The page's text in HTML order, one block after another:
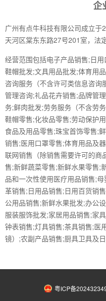
企
广州有点牛科技有限公司成立
天河区棠东东路27号201室，法
经营范围包括电子产品销售;日
鞋帽批发;文具用品批发;体育用
咨询服务（不含许可类信息咨
管理咨询;礼品花卉销售;品牌管
务;鲜肉批发;劳务服务（不含劳
鞋帽零售;化妆品零售;劳动保护
食品及用品零售;珠宝首饰零售;
销售;医用口罩零售;体育用品及
联网销售（除销售需要许可的
售;新鲜蔬菜零售;新鲜水果零售;
品和一次性使用医疗用品销售;
革销售;日用品销售;日用百货销
公用品销售;新鲜水果批发;办公
服装服饰批发;家居用品销售;家
钟表销售;灯具销售;茶具销售;医
镜）;农副产品销售;厨具卫具及
粤ICP备